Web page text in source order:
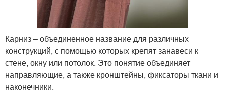
Карниз – объединенное название для различных
конструкций, с помощью которых крепят занавеси к
стене, окну или потолок. Это понятие объединяет
направляющие, а также кронштейны, фиксаторы ткани и
наконечники.